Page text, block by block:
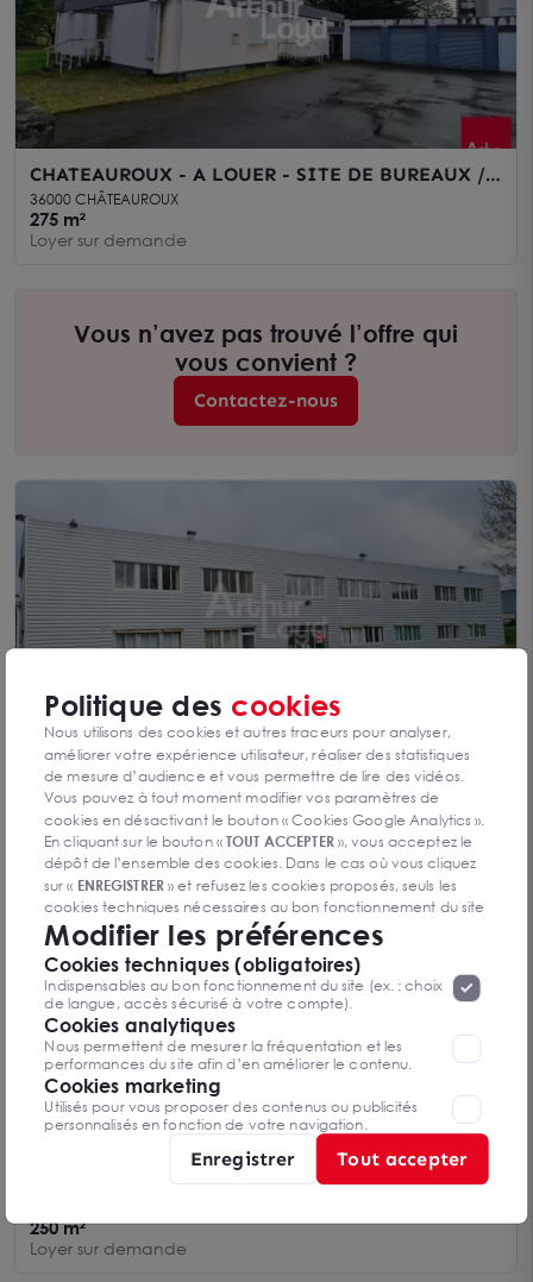
CHATEAUROUX - A LOUER - SITE DE BUREAUX /
ACTIVITE de 275 m²
36000 CHÂTEAUROUX
275 m²
Loyer sur demande
Vous n’avez pas trouvé l’offre qui
vous convient ?
Contactez-nous
CHATEAUROUX ZI - ESPACE DE BUREAUX - 863 m²
- 1971
36000 CHÂTEAUROUX
863 m²
Loyer sur demande
CHATEAUROUX - CENTRE VILLE - ESPACE DE
250 m²
Loyer sur demande
Politique des cookies
Nous utilisons des cookies et autres traceurs pour analyser,
améliorer votre expérience utilisateur, réaliser des statistiques
de mesure d’audience et vous permettre de lire des vidéos.
Vous pouvez à tout moment modifier vos paramètres de
cookies en désactivant le bouton « Cookies Google Analytics ».
En cliquant sur le bouton «TOUT ACCEPTER», vous acceptez le
dépôt de l’ensemble des cookies. Dans le cas où vous cliquez
sur « ENREGISTRER» et refusez les cookies proposés, seuls les
cookies techniques nécessaires au bon fonctionnement du site
seront déposés. Pour plus d’informations, vous pouvez consulter
«Protection des données à caractère
personnel ».Lorsque vous naviguez sur notre site internet, il
peut être amenée à déposer des cookies. Vous avez la
possibilité de désactiver les cookies, ces réglages ne seront
valables que sur le navigateur que vous utilisez actuellement
Modifier les préférences
Cookies techniques (obligatoires)
Indispensables au bon fonctionnement du site (ex. : choix
de langue, accès sécurisé à votre compte).
Cookies analytiques
Nous permettent de mesurer la fréquentation et les
performances du site afin d’en améliorer le contenu.
Cookies marketing
Utilisés pour vous proposer des contenus ou publicités
personnalisés en fonction de votre navigation.
Enregistrer Tout accepter